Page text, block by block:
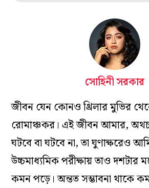
সোহিনী সরকার
জীবন যেন কোনও থ্রিলার মুভির
রোমাঞ্চকর। এই জীবন আমার,
ঘটবে বা ঘটবে না, তা ঘুণাক্ষরেও
উচ্চমাধ‌্যমিক পরীক্ষায় তাও দশটার
কমন পড়ে। অন্তত সম্ভাবনা থাকে